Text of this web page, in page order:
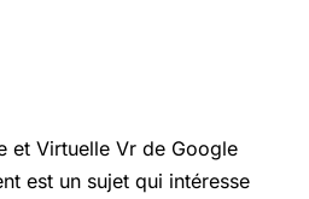
et Virtuelle Vr de Google
est un sujet qui intéresse